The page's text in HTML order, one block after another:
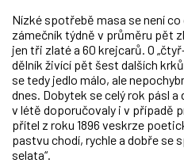
Nízké spotřebě masa se není co
zámečník týdně v průměru pět
jen tři zlaté a 60 krejcarů. O
dělník živící pět šest dalších
se tedy jedlo málo, ale
dnes. Dobytek se celý rok pásl
v létě doporučovaly i v případě
přítel z roku 1896 veskrze
pastvu chodí, rychle a dobře se
selata“.